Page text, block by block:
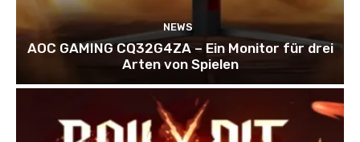
NEWS
AOC GAMING CQ32G4ZA – Ein Monitor für drei
Arten von Spielen